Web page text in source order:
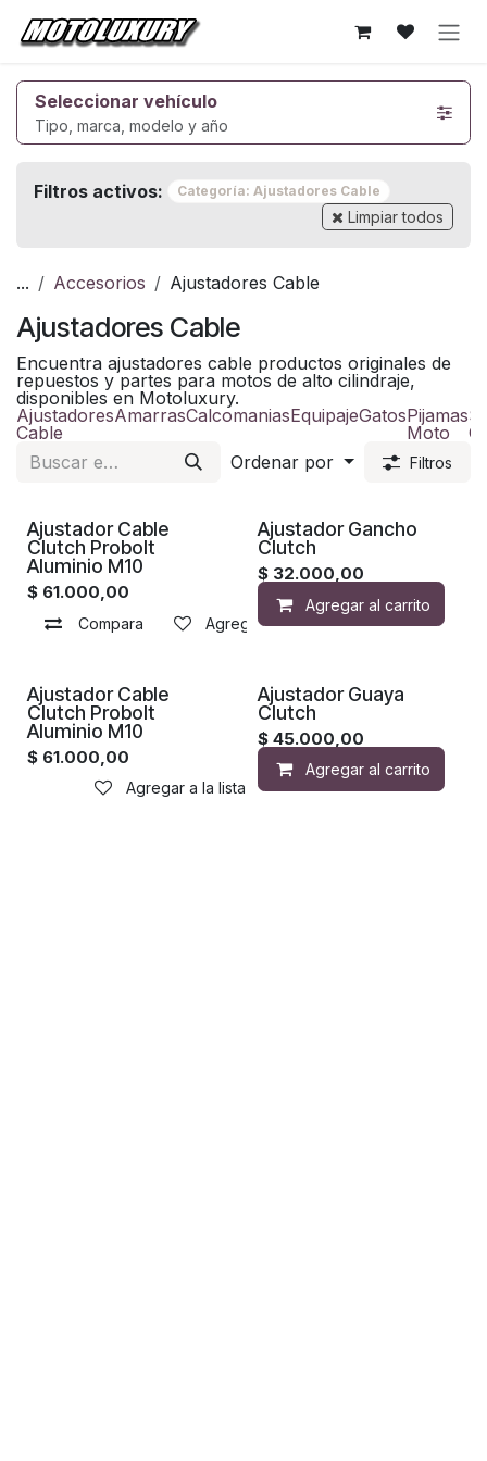
Ir al contenido
Seleccionar vehículo
Tipo, marca, modelo y año
Filtros activos: Categoría: Ajustadores Cable
Limpiar todos
... Accesorios Ajustadores Cable
Ajustadores Cable
Encuentra ajustadores cable productos originales de
repuestos y partes para motos de alto cilindraje,
disponibles en Motoluxury.
Ajustadores
Cable
AmarrasCalcomaniasEquipajeGatosPijamas
Moto
Ordenar por
Filtros
Ajustador Cable
Clutch Probolt
Aluminio M10
$ 61.000,00
Compara Agregar a la lista de deseos
Ajustador Gancho
Clutch
$ 32.000,00
Agregar al carrito
Ajustador Cable
Clutch Probolt
Aluminio M10
$ 61.000,00
Agregar a la lista de deseos
Ajustador Guaya
Clutch
$45.000,00
Agregar al carrito